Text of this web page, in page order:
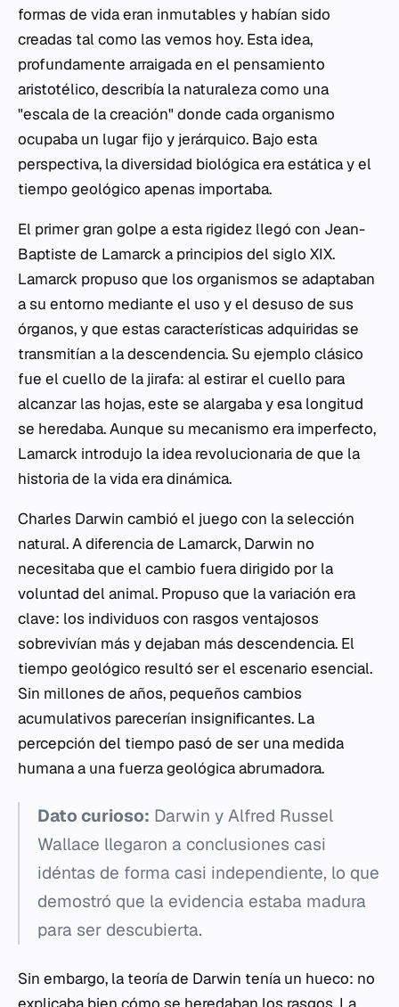
formas de vida eran inmutables y habían sido
creadas tal como las vemos hoy. Esta idea,
profundamente arraigada en el pensamiento
aristotélico, describía la naturaleza como una
"escala de la creación" donde cada organismo
ocupaba un lugar fijo y jerárquico. Bajo esta
perspectiva, la diversidad biológica era estática y el
tiempo geológico apenas importaba.
El primer gran golpe a esta rigidez llegó con Jean-
Baptiste de Lamarck a principios del siglo XIX.
Lamarck propuso que los organismos se adaptaban
a su entorno mediante el uso y el desuso de sus
órganos, y que estas características adquiridas se
transmitían a la descendencia. Su ejemplo clásico
fue el cuello de la jirafa: al estirar el cuello para
alcanzar las hojas, este se alargaba y esa longitud
se heredaba. Aunque su mecanismo era imperfecto,
Lamarck introdujo la idea revolucionaria de que la
historia de la vida era dinámica.
Charles Darwin cambió el juego con la selección
natural. A diferencia de Lamarck, Darwin no
necesitaba que el cambio fuera dirigido por la
voluntad del animal. Propuso que la variación era
clave: los individuos con rasgos ventajosos
sobrevivían más y dejaban más descendencia. El
tiempo geológico resultó ser el escenario esencial.
Sin millones de años, pequeños cambios
acumulativos parecerían insignificantes. La
percepción del tiempo pasó de ser una medida
humana a una fuerza geológica abrumadora.
Dato curioso: Darwin y Alfred Russel
Wallace llegaron a conclusiones casi
idéntas de forma casi independiente, lo que
demostró que la evidencia estaba madura
para ser descubierta.
Sin embargo, la teoría de Darwin tenía un hueco: no